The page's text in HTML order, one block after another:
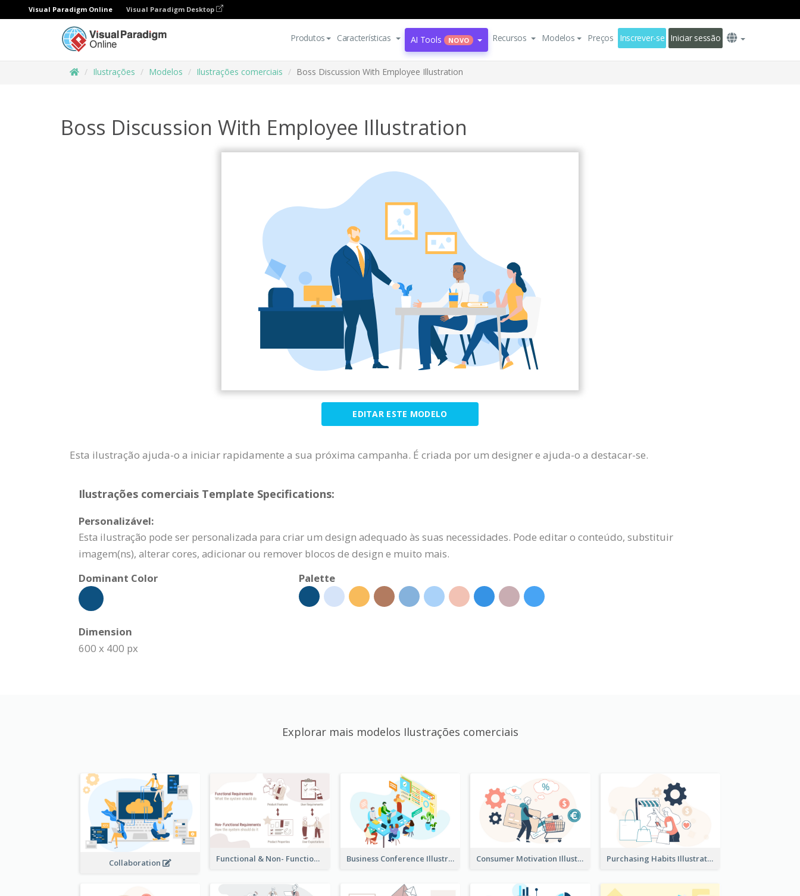
Visual Paradigm Online Visual Paradigm Desktop
Produtos Características AI Tools NOVO Recursos Modelos Preços Inscrever-se Iniciar sessão
Ilustrações Modelos Ilustrações comerciais Boss Discussion With Employee Illustration
Boss Discussion With Employee Illustration
EDITAR ESTE MODELO
Esta ilustração ajuda-o a iniciar rapidamente a sua próxima campanha. É criada por um designer e ajuda-o a destacar-se.
Ilustrações comerciais Template Specifications:
Personalizável:
Esta ilustração pode ser personalizada para criar um design adequado às suas necessidades. Pode editar o conteúdo, substituir
imagem(ns), alterar cores, adicionar ou remover blocos de design e muito mais.
Dominant Color
Palette
Dimension
600 x 400 px
Explorar mais modelos Ilustrações comerciais
Collaboration Functional & Non- Functional Requirements Illustration Business Conference Illustration Consumer Motivation Illustration Purchasing Habits Illustration